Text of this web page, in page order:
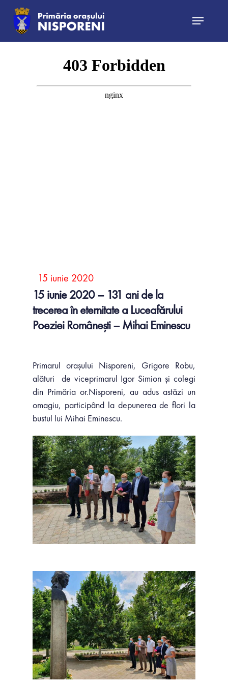
Hit enter to search or ESC to close
15 iunie 2020
15 iunie 2020 – 131 ani de la
trecerea în eternitate a Luceafărului
Poeziei Românești – Mihai Eminescu
Primarul orașului Nisporeni, Grigore Robu,
alături de viceprimarul Igor Simion și colegi
din Primăria or.Nisporeni, au adus astăzi un
omagiu, participând la depunerea de flori la
bustul lui Mihai Eminescu.